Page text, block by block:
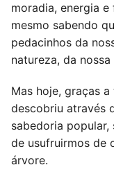
moradia, energia
mesmo sabendo
pedacinhos da
natureza, da
Mas hoje, graças
descobriu através
sabedoria
de usufruirmos de
árvore.